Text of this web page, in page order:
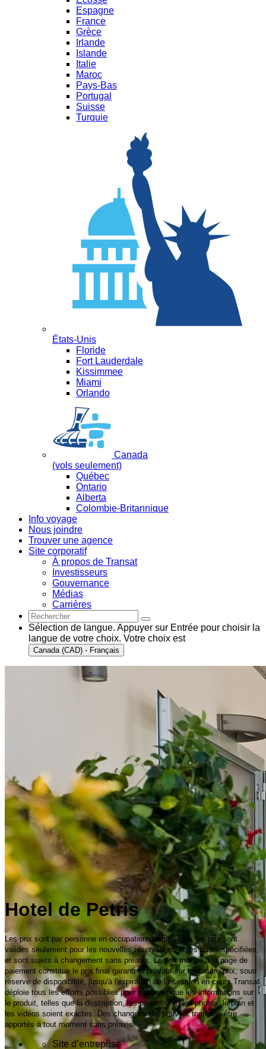
Espagne
France
Grèce
Irlande
Islande
Italie
Maroc
Pays-Bas
Portugal
Suisse
Turquie
États-Unis
Floride
Fort Lauderdale
Kissimmee
Miami
Orlando
Canada
(vols seulement)
Québec
Ontario
Alberta
Colombie-Britannique
Info voyage
Nous joindre
Trouver une agence
Site corporatif
À propos de Transat
Investisseurs
Gouvernance
Médias
Carrières
Sélection de langue. Appuyer sur Entrée pour choisir la
langue de votre choix. Votre choix est
Canada (CAD) - Français
Hotel de Petris
Les prix sont par personne en occupation double. Tous les prix sont
valides seulement pour les nouvelles réservations et les dates spécifiées,
et sont sujets à changement sans préavis. Le prix montré à la page de
paiement constitue le prix final garanti et prévaut sur tout autre prix, sous
réserve de disponibilité, jusqu'à l'expiration de la session en cours.Transat
déploie tous les efforts possibles pour s'assurer que les informations sur
le produit, telles que la description, les promotions, les photos, le plan et
les vidéos soient exactes. Des changements peuvent toutefois être
apportés à tout moment sans préavis.
Site d’entreprise